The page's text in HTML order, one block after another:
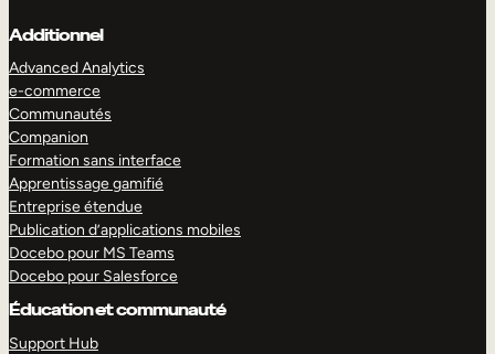
Additionnel
Advanced Analytics
e-commerce
Communautés
Companion
Formation sans interface
Apprentissage gamifié
Entreprise étendue
Publication d’applications mobiles
Docebo pour MS Teams
Docebo pour Salesforce
Éducation et communauté
Support Hub